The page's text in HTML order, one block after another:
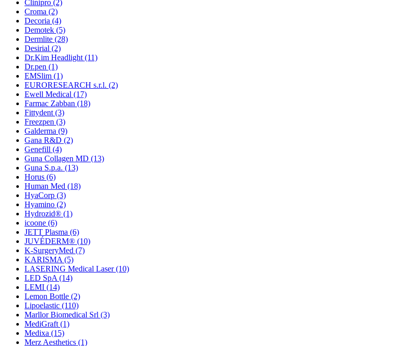
Clinipro (2)
Croma (2)
Decoria (4)
Demotek (5)
Dermlite (28)
Desirial (2)
Dr.Kim Headlight (11)
Dr.pen (1)
EMSlim (1)
EURORESEARCH s.r.l. (2)
Ewell Medical (17)
Farmac Zabban (18)
Fittydent (3)
Freezpen (3)
Galderma (9)
Gana R&D (2)
Genefill (4)
Guna Collagen MD (13)
Guna S.p.a. (13)
Horus (6)
Human Med (18)
HyaCorp (3)
Hyamino (2)
Hydrozid® (1)
icoone (6)
JETT Plasma (6)
JUVÉDERM® (10)
K-SurgeryMed (7)
KARISMA (5)
LASERING Medical Laser(10)
LED SpA (14)
LEMI (14)
Lemon Bottle (2)
Lipoelastic (110)
Marllor Biomedical Srl (3)
MediGraft (1)
Medixa (15)
Merz Aesthetics (1)